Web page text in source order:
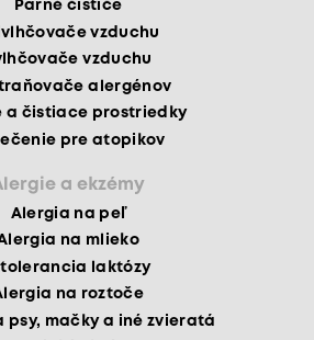
Parné čističe
vzduchu
vzduchu
alergénov
a čistiace prostriedky
pre atopikov
a ekzémy
Alergia na peľ
na mlieko
laktózy
na roztoče
psy, mačky a iné zvieratá